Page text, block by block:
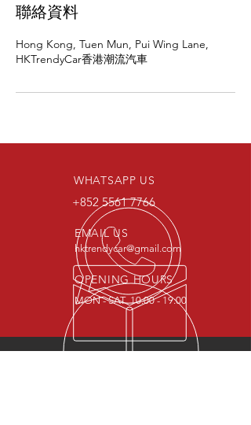
聯絡資料
Hong Kong, Tuen Mun, Pui Wing Lane,
HKTrendyCar香港潮流汽車
WHATSAPP US
+852 5561 7766
EMAIL US
hktrendycar@gmail.com
OPENING HOURS
MON - SAT 10:00 - 19:00